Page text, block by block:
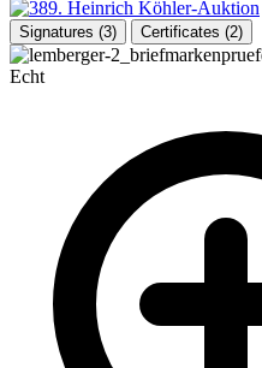
Signatures (3) Certificates (2)
Echt